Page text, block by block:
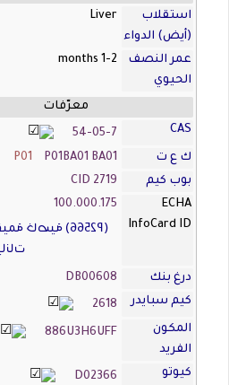
استقلاب
(أيض) الدواء
Liver
عمر النصف
الحيوي
1-2 months
معرّفات
CAS
54-05-7
ك ع ت
P01
P01BA01 BA01
بوب كيم
CID 2719
ECHA
InfoCard ID
100.000.175
درغ بنك
DB00608
كيم سبايدر
2618
المكون
الفريد
886U3H6UFF
كيوتو
D02366